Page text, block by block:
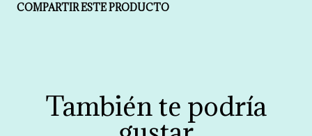
COMPARTIR ESTE PRODUCTO
También te podría